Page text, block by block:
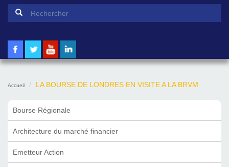
Formulaire de recherche
Accueil LA BOURSE DE LONDRES EN VISITE A LA BRVM
Bourse Régionale
Architecture du marché financier
Emetteur Action